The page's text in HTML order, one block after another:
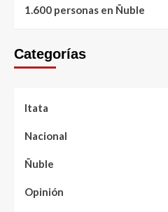
1.600 personas en Ñuble
Categorías
Itata
Nacional
Ñuble
Opinión